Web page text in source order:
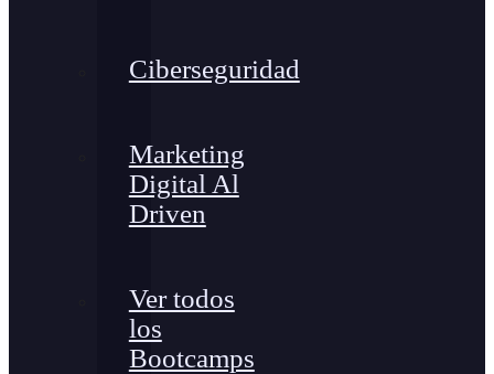
Ciberseguridad
Marketing
Digital Al
Driven
Ver todos
los
Bootcamps